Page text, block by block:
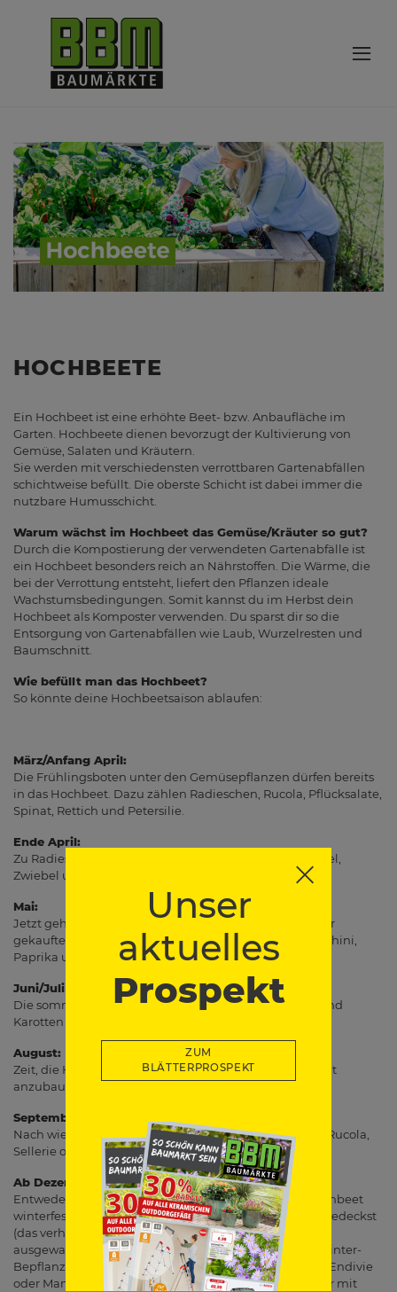
Unser
aktuelles
Prospekt
ZUM
BLÄTTERPROSPEKT
HOCHBEETE
Ein Hochbeet ist eine erhöhte Beet- bzw. Anbaufläche im
Garten. Hochbeete dienen bevorzugt der Kultivierung von
Gemüse, Salaten und Kräutern.
Sie werden mit verschiedensten verrottbaren Gartenabfällen
schichtweise befüllt. Die oberste Schicht ist dabei immer die
nutzbare Humusschicht.
Warum wächst im Hochbeet das Gemüse/Kräuter so gut?
Durch die Kompostierung der verwendeten Gartenabfälle ist
ein Hochbeet besonders reich an Nährstoffen. Die Wärme, die
bei der Verrottung entsteht, liefert den Pflanzen ideale
Wachstumsbedingungen. Somit kannst du im Herbst dein
Hochbeet als Komposter verwenden. Du sparst dir so die
Entsorgung von Gartenabfällen wie Laub, Wurzelresten und
Baumschnitt.
Wie befüllt man das Hochbeet?
So könnte deine Hochbeetsaison ablaufen:
März/Anfang April:
Die Frühlingsboten unter den Gemüsepflanzen dürfen bereits
in das Hochbeet. Dazu zählen Radieschen, Rucola, Pflücksalate,
Spinat, Rettich und Petersilie.
Ende April:
Zu Radieschen & Co. gesellen sich nun Frühlingszwiebel,
Zwiebel und Lauch.
Mai:
Jetzt geht's richtig los: Vorgezogene (oder beim Gärtner
gekaufte) Jungpflanzen von Paradeisern, Gurken, Zucchini,
Paprika und Chili dürfen ab ins Hochbeet.
Juni/Juli
Die sommerliche Wärme kommt: Brokkoli, Kohlrabi und
Karotten ab ins Hochbeet
August:
Zeit, die Herbstsalate wie Radicchio oder Endivien-Salat
anzubauen!
September/Oktober:
Nach wie vor kann frostunempfindliches Gemüse wie Rucola,
Sellerie oder Petersilie gepflanzt werden.
Ab Dezember:
Entweder kannst du das mittlerweile abgeerntete Hochbeet
winterfest machen, indem du es mit einer Teichfolie abedeckst
(das verhindert, dass die Nährstoffe den Winter über
ausgewaschen werden), oder aber du sorgst für eine Winter-
Bepflanzung: Das können klassische Wintersalate wie Endivie
oder Mangold und Spinat sein, die dich auch im Winter mit